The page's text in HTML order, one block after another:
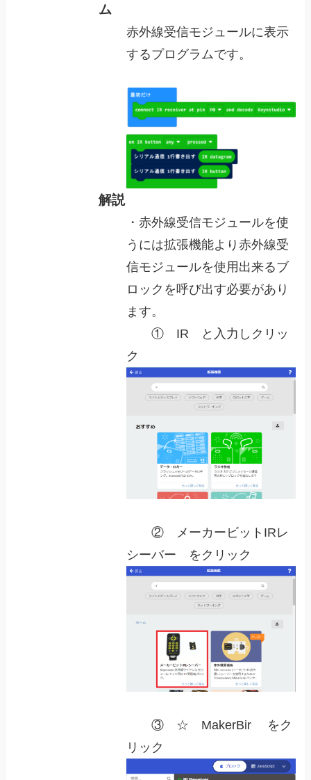
ム
赤外線受信モジュールに表示
するプログラムです。
解説
・赤外線受信モジュールを使
うには拡張機能より赤外線受
信モジュールを使用出来るブ
ロックを呼び出す必要があり
ます。
① IR と入力しクリッ
ク
② メーカービットIRレ
シーバー をクリック
③ ☆ MakerBir をク
リック